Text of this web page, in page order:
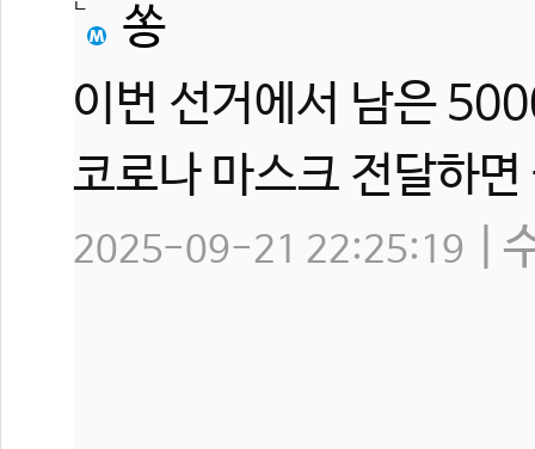
쏭
이번 선거에서 남은
코로나 마스크 전달하
2025-09-21 22:25:19